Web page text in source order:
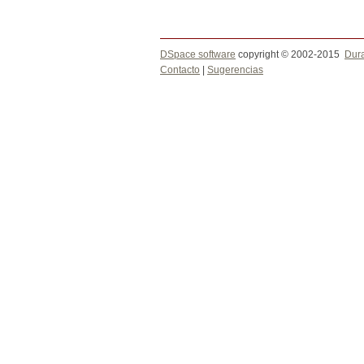
DSpace software copyright © 2002-2015
Contacto
Sugerencias